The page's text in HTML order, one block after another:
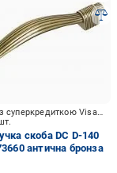
До -10% з суперкредиткою Visa Вигода
скоба DC D-140
антична бронза